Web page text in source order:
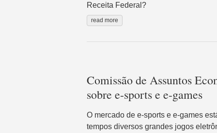
Receita Federal?
read more
Comissão de Assuntos
sobre e-sports e e-games
O mercado de e-sports e e-games
tempos diversos grandes jogos